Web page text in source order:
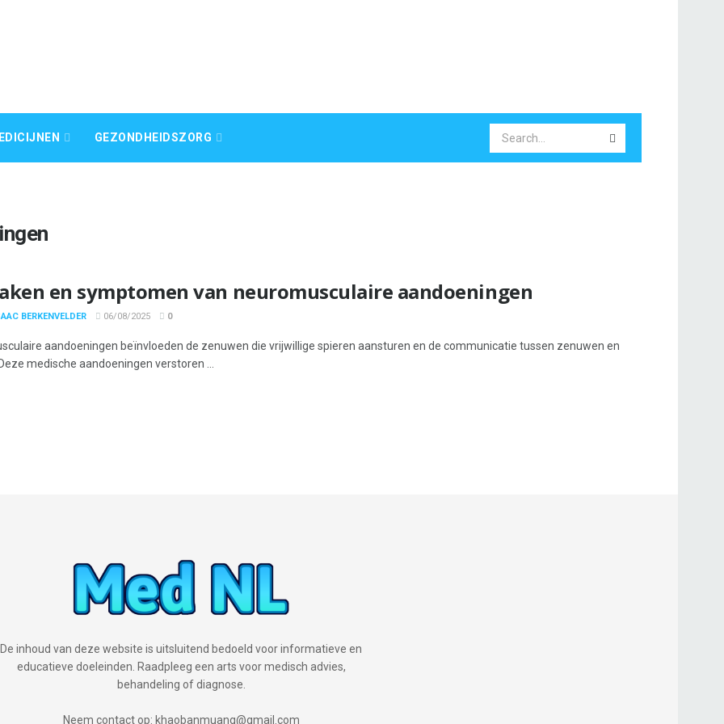
GEZONDHEIDSZORG
en symptomen van neuromusculaire aandoeningen
BERKENVELDER 06/08/2025 0
aandoeningen beïnvloeden de zenuwen die vrijwillige spieren aansturen en de communicatie tussen zenuwen en
medische aandoeningen verstoren ...
De inhoud van deze website is uitsluitend bedoeld voor informatieve en
educatieve doeleinden. Raadpleeg een arts voor medisch advies,
behandeling of diagnose.
Neem contact op: khaobanmuang@gmail.com